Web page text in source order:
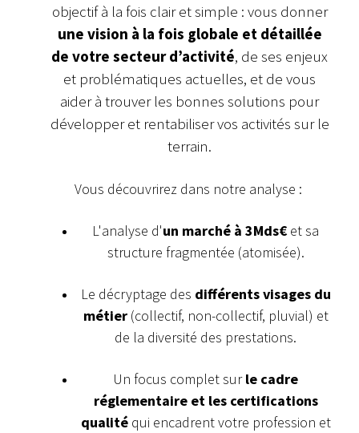
objectif à la fois clair et simple : vous donner
une vision à la fois globale et détaillée
de votre secteur d’activité, de ses enjeux
et problématiques actuelles, et de vous
aider à trouver les bonnes solutions pour
développer et rentabiliser vos activités sur le
terrain.
Vous découvrirez dans notre analyse :
L'analyse d'un marché à 3Mds€et sa
structure fragmentée (atomisée).
Le décryptage des différents visages du
métier (collectif, non-collectif, pluvial) et
de la diversité des prestations.
Un focus complet surle cadre
réglementaire et les certifications
qualitéqui encadrent votre profession et